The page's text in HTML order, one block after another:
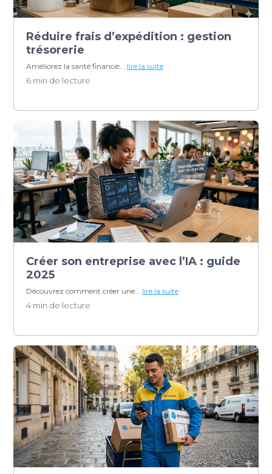
Réduire frais d’expédition : gestion
trésorerie
Améliorez la santé financiè... lire la suite
6 min de lecture
Créer son entreprise avec l’IA : guide
2025
Découvrez comment créer une... lire la suite
4 min de lecture